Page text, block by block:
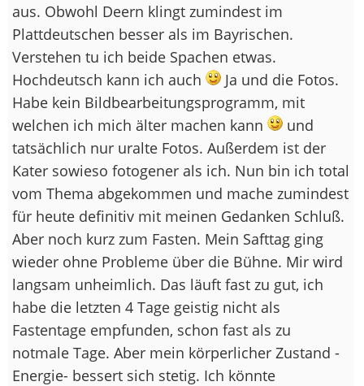
aus. Obwohl Deern klingt zumindest im
Plattdeutschen besser als im Bayrischen.
Verstehen tu ich beide Spachen etwas.
Hochdeutsch kann ich auch
Ja und die Fotos.
Habe kein Bildbearbeitungsprogramm, mit
welchen ich mich älter machen kann
und
tatsächlich nur uralte Fotos. Außerdem ist der
Kater sowieso fotogener als ich. Nun bin ich total
vom Thema abgekommen und mache zumindest
für heute definitiv mit meinen Gedanken Schluß.
Aber noch kurz zum Fasten. Mein Safttag ging
wieder ohne Probleme über die Bühne. Mir wird
langsam unheimlich. Das läuft fast zu gut, ich
habe die letzten 4 Tage geistig nicht als
Fastentage empfunden, schon fast als zu
notmale Tage. Aber mein körperlicher Zustand -
Energie- bessert sich stetig. Ich könnte